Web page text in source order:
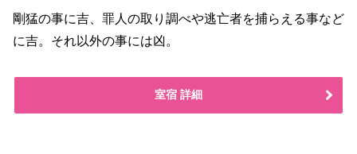
剛猛の事に吉、罪人の取り調べや逃亡者を捕らえる事など
に吉。それ以外の事には凶。
室宿 詳細